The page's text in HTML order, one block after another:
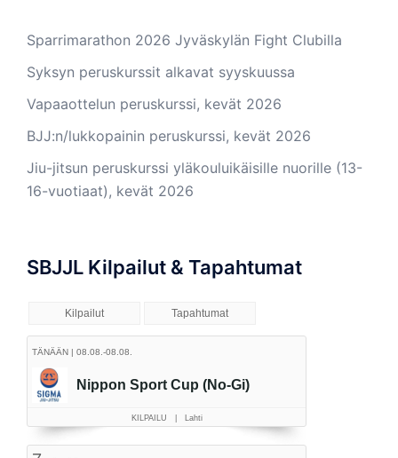
Sparrimarathon 2026 Jyväskylän Fight Clubilla
Syksyn peruskurssit alkavat syyskuussa
Vapaaottelun peruskurssi, kevät 2026
BJJ:n/lukkopainin peruskurssi, kevät 2026
Jiu-jitsun peruskurssi yläkouluikäisille nuorille (13-
16-vuotiaat), kevät 2026
SBJJL Kilpailut & Tapahtumat